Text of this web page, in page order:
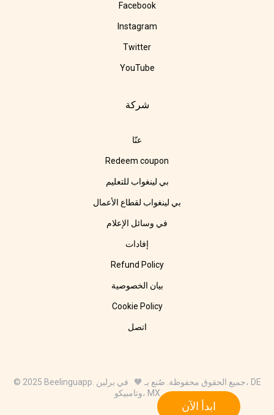
ابدأ الآن
Facebook
Instagram
Twitter
YouTube
شركة
عنّا
Redeem coupon
بي لينغواب للتعليم
بي لينغواب لقطاع الأعمال
في وسائل الإعلام
إفادات
Refund Policy
بيان الخصوصية
Cookie Policy
اتصل
© 2025 Beelinguapp. جميع الحقوق محفوظة. صُنع بـ 🧡 في برلين، DE
وتامبيكو، MX